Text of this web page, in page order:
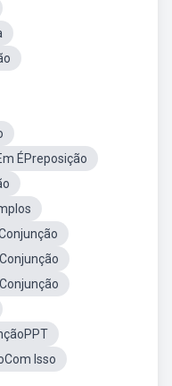
ÉPreposição
Isso